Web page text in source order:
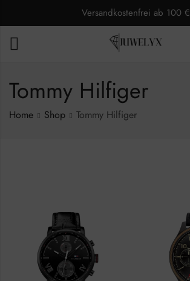
Versandkostenfrei ab 100 €
Tommy Hilfiger
Home Shop Tommy Hilfiger